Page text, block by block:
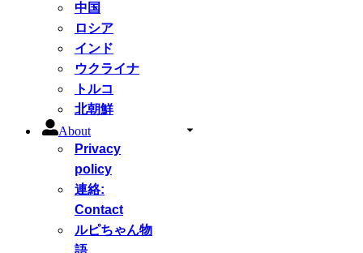
中国
ロシア
インド
ウクライナ
トルコ
北朝鮮
About
Privacy
policy
連絡:
Contact
ルピちゃん物
語